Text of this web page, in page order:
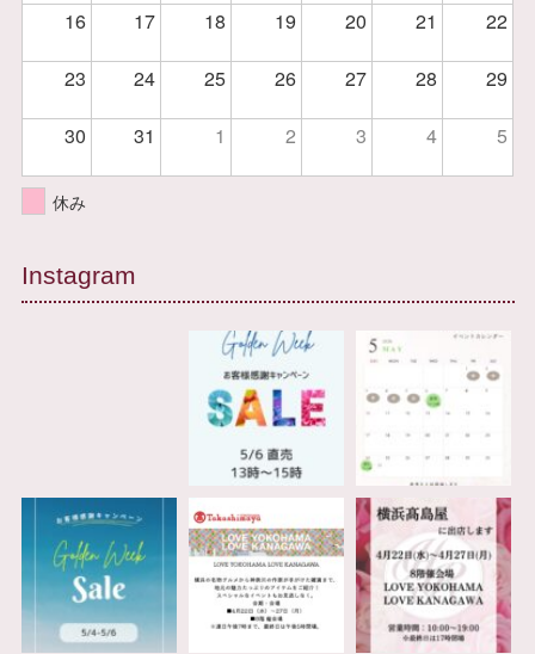
16 17 18 19 20 21 22
23 24 25 26 27 28 29
30 31 1 2 3 4 5
休み
Instagram